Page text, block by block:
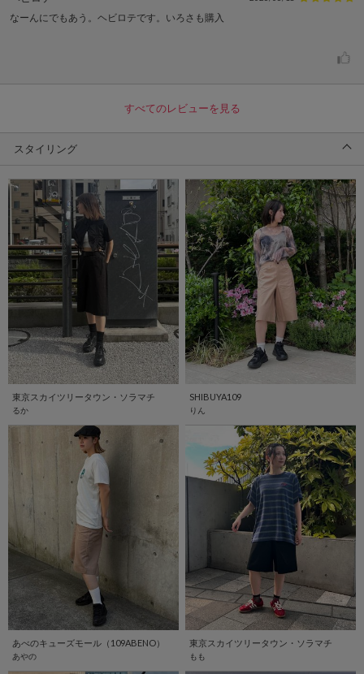
なーんにでもあう。ヘビロテです。いろさも購入
すべてのレビューを見る
スタイリング
東京スカイツリータウン・ソラマチ
るか
SHIBUYA109
りん
あべのキューズモール（109ABENO）
あやの
東京スカイツリータウン・ソラマチ
もも